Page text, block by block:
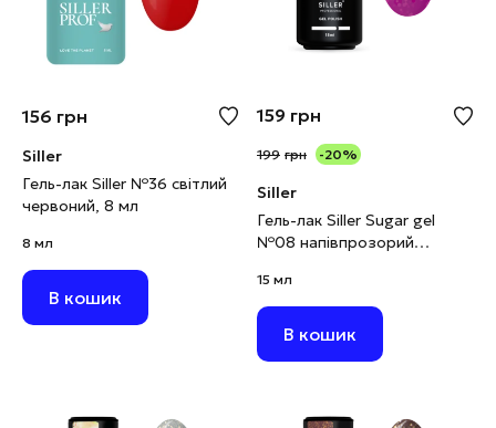
156 грн
Siller
Гель-лак Siller №36 світлий
червоний, 8 мл
8 мл
В кошик
159 грн
199 грн -20%
Siller
Гель-лак Siller Sugar gel
№08 напівпрозорий
15 мл
В кошик